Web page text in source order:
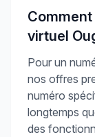
virtuel
Pour un
nos offres
numéro
longtemps
des